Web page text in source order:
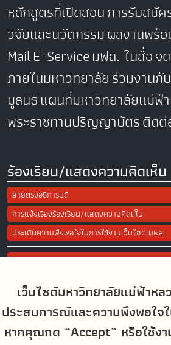
เว็บไซต์มหาวิทยาลัยแม่ฟ้าหล
ประสบการณ์และความพึงพอใจ
หากคุณกด “Accept” หรือใช้งา
หลักสูตรที่เปิดสอนการรับสมั
วิจัยและนวัตกรรมผลงานพร้
MailE-Serviceมฟล. ในสื่อจ
ภายในมหาวิทยาลัยร่วมงานกั
มูลนิธิแผนที่มหาวิทยาลัยแม่ฟ้
พระราชทานปริญญาบัตรติดต่
ร้องเรียน/แสดงความคิดเห็น
สายตรงอธิการบดี
การแจ้งเรื่องร้องเรียน/แสดงความคิดเห็น
ประเมินความพึงพอใจในการใช้งานเว็บไซต์ มฟล.
Site Map
Social Media